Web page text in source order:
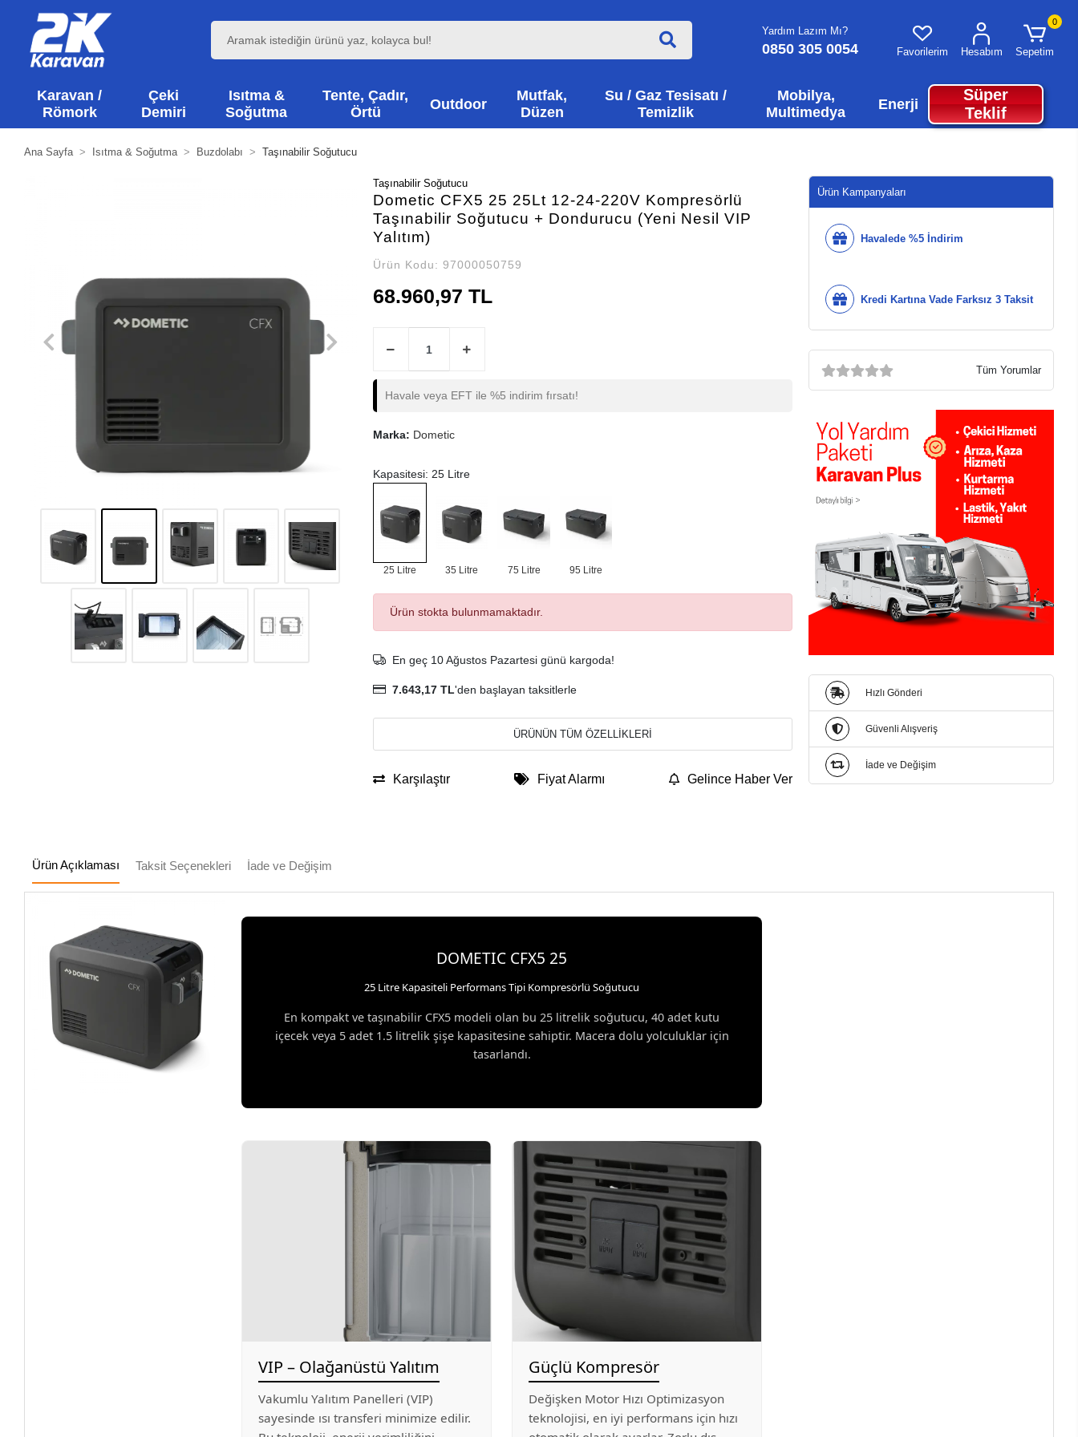
Yardım Lazım Mı?
0850 305 0054 Favorilerim Hesabım
0
Sepetim
Karavan /
Römork
Çeki
Demiri
Isıtma &
Soğutma
Tente, Çadır,
Örtü
Outdoor
Mutfak,
Düzen
Su / Gaz Tesisatı /
Temizlik
Mobilya,
Multimedya
Enerji
Süper
Teklif
Ana Sayfa Isıtma & Soğutma Buzdolabı Taşınabilir Soğutucu
Taşınabilir Soğutucu
Dometic CFX5 25 25Lt 12-24-220V Kompresörlü
Taşınabilir Soğutucu + Dondurucu (Yeni Nesil VIP
Yalıtım)
Ürün Kodu: 97000050759
68.960,97 TL
Havale veya EFT ile %5 indirim fırsatı!
Marka: Dometic
Kapasitesi: 25 Litre
25 Litre 35 Litre 75 Litre 95 Litre
Ürün stokta bulunmamaktadır.
En geç 10 Ağustos Pazartesi günü kargoda!
7.643,17 TL'den başlayan taksitlerle
ÜRÜNÜN TÜM ÖZELLİKLERİ
Karşılaştır Fiyat Alarmı Gelince Haber Ver
Ürün Kampanyaları
Havalede %5 İndirim
Kredi Kartına Vade Farksız 3 Taksit
Tüm Yorumlar
Hızlı Gönderi
Güvenli Alışveriş
İade ve Değişim
Ürün Açıklaması Taksit Seçenekleri İade ve Değişim
DOMETIC CFX5 25
25 Litre Kapasiteli Performans Tipi Kompresörlü Soğutucu
En kompakt ve taşınabilir CFX5 modeli olan bu 25 litrelik soğutucu, 40 adet kutu
içecek veya 5 adet 1.5 litrelik şişe kapasitesine sahiptir. Macera dolu yolculuklar için
tasarlandı.
VIP – Olağanüstü Yalıtım
Vakumlu Yalıtım Panelleri (VIP)
sayesinde ısı transferi minimize edilir.
Güçlü Kompresör
Değişken Motor Hızı Optimizasyon
teknolojisi, en iyi performans için hızı